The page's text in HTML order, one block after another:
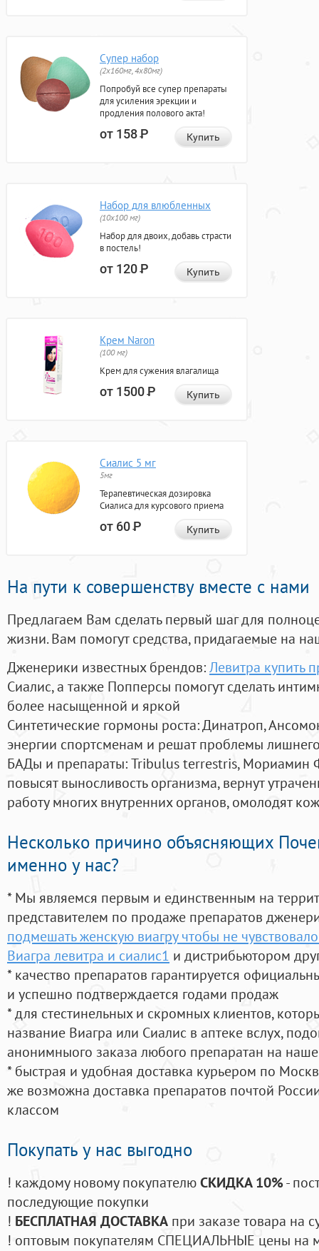
Супер набор
(2х160мг, 4х80мг)
Попробуй все супер препараты
для усиления эрекции и
продления полового акта!
от 158Р Купить
Набор для влюбленных
(10х100 мг)
Набор для двоих, добавь страсти
в постель!
от 120Р Купить
Крем Naron
(100 мг)
Крем для сужения влагалища
от 1500Р Купить
Сиалис 5 мг
5мг
Терапевтическая дозировка
Сиалиса для курсового приема
от 60Р Купить
На пути к совершенству вместе с нами
Предлагаем Вам сделать первый шаг для
жизни. Вам помогут средства, придагаемые на
Дженерики известных брендов:Левитра купить
Сиалис, а также Попперсы помогут сделать
более насыщенной и яркой
Синтетические гормоны роста: Динатроп,
энергии спортсменам и решат проблемы
БАДы и препараты:Tribulus terrestris, Мориамин
повысят выносливость организма, вернут
работу многих внутренних органов, омолодят
Несколько причино объясняющих
именно у нас?
* Мы являемся первым и единственным на
представителем по продаже препаратов
подмешать женскую виагру чтобы не
Виагра левитра и сиалис1 и дистрибьютором
* качество препаратов гарантируется
и успешно подтверждается годами продаж
* для стестинельных и скромных клиентов,
название Виагра или Сиалис в аптеке вслух,
анонимныого заказа любого препаратан на
* быстрая и удобная доставка курьером по
же возможна доставка препаратов почтой
классом
Покупать у нас выгодно
! каждому новому покупателюСКИДКА 10%-
последующие покупки
! БЕСПЛАТНАЯ ДОСТАВКА при заказе товара на
! оптовым покупателям СПЕЦИАЛЬНЫЕ цены на